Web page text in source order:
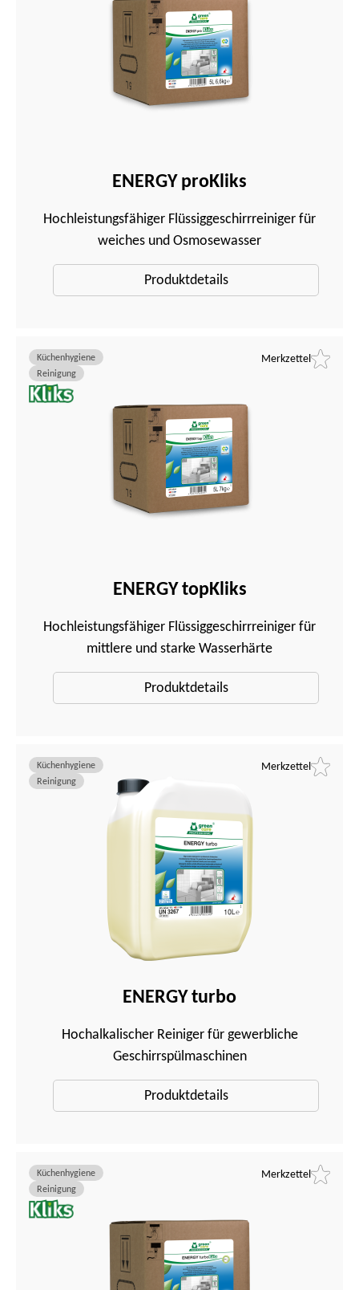
ENERGY proKliks
Hochleistungsfähiger Flüssiggeschirrreiniger für
weiches und Osmosewasser
Produktdetails
Merkzettel
ENERGY topKliks
Hochleistungsfähiger Flüssiggeschirrreiniger für
mittlere und starke Wasserhärte
Küchenhygiene
Reinigung
Produktdetails
Merkzettel
ENERGY turbo
Hochalkalischer Reiniger für gewerbliche
Geschirrspülmaschinen
Küchenhygiene
Reinigung
Produktdetails
Merkzettel
Küchenhygiene
Reinigung